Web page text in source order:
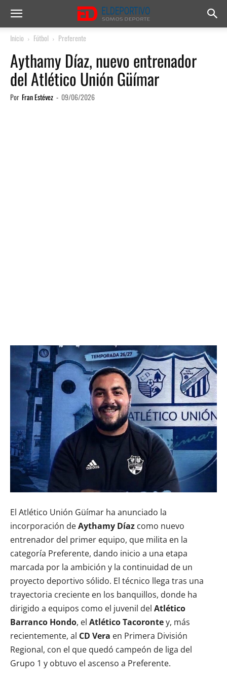
Inicio Fútbol Preferente
Aythamy Díaz, nuevo entrenador
del Atlético Unión Güímar
Por Fran Estévez - 09/06/2026
El Atlético Unión Güímar ha anunciado la
incorporación deAythamy Díaz como nuevo
entrenador del primer equipo, que milita en la
categoría Preferente, dando inicio a una etapa
marcada por la ambición y la continuidad de un
proyecto deportivo sólido. El técnico llega tras una
trayectoria creciente en los banquillos, donde ha
dirigido a equipos como el juvenil del Atlético
Barranco Hondo, el Atlético Tacorontey, más
recientemente, al CD Vera en Primera División
Regional, con el que quedó campeón de liga del
Grupo 1 y obtuvo el ascenso a Preferente.